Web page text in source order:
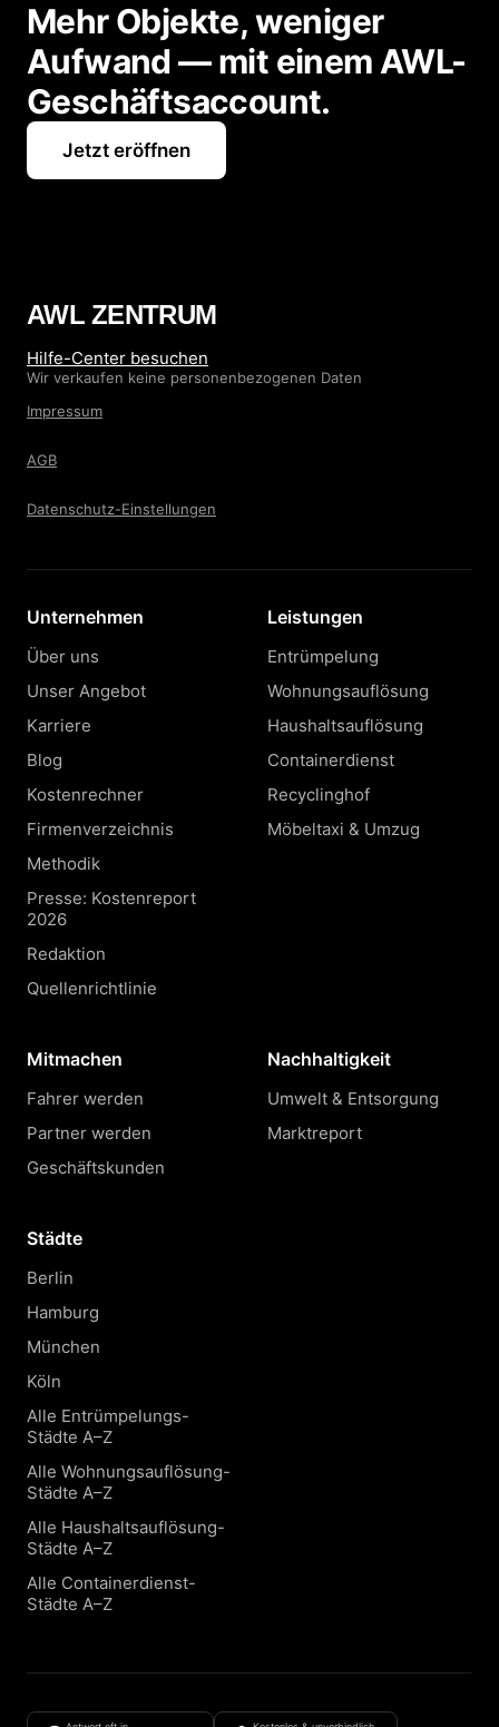
Mehr Objekte, weniger
Aufwand — mit einem AWL-
Geschäftsaccount.
Jetzt eröffnen
AWL ZENTRUM
Hilfe-Center besuchen
Wir verkaufen keine personenbezogenen Daten
Impressum
AGB
Datenschutz-Einstellungen
Unternehmen
Über uns
Unser Angebot
Karriere
Blog
Kostenrechner
Firmenverzeichnis
Methodik
Presse: Kostenreport
2026
Redaktion
Quellenrichtlinie
Leistungen
Entrümpelung
Wohnungsauflösung
Haushaltsauflösung
Containerdienst
Recyclinghof
Möbeltaxi & Umzug
Mitmachen
Fahrer werden
Partner werden
Geschäftskunden
Nachhaltigkeit
Umwelt & Entsorgung
Marktreport
Städte
Berlin
Hamburg
München
Köln
Alle Entrümpelungs-
Städte A–Z
Alle Wohnungsauflösung-
Städte A–Z
Alle Haushaltsauflösung-
Städte A–Z
Alle Containerdienst-
Städte A–Z